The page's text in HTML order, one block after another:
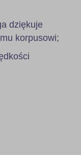
dziękuje
korpusowi;